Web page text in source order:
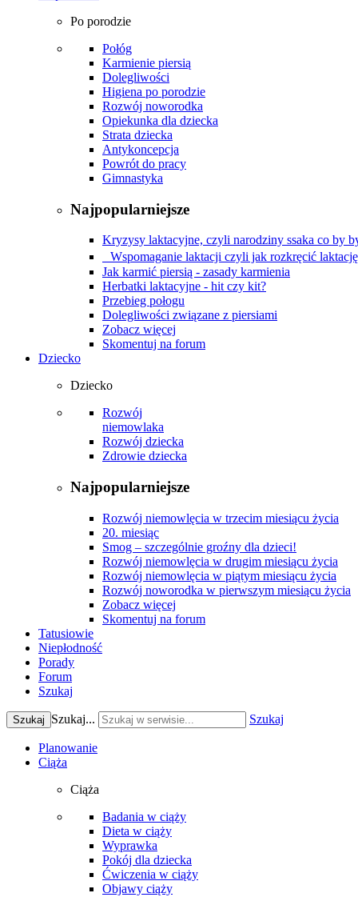
Po porodzie
Połóg
Karmienie piersią
Dolegliwości
Higiena po porodzie
Rozwój noworodka
Opiekunka dla dziecka
Strata dziecka
Antykoncepcja
Powrót do pracy
Gimnastyka
Najpopularniejsze
Kryzysy laktacyjne, czyli narodziny ssaka co by
Wspomaganie laktacji czyli jak rozkręcić
Jak karmić piersią - zasady karmienia
Herbatki laktacyjne - hit czy kit?
Przebieg połogu
Dolegliwości związane z piersiami
Zobacz więcej
Skomentuj na forum
Dziecko
Dziecko
Rozwój
niemowlaka
Rozwój dziecka
Zdrowie dziecka
Najpopularniejsze
Rozwój niemowlęcia w trzecim miesiącu życia
20. miesiąc
Smog – szczególnie groźny dla dzieci!
Rozwój niemowlęcia w drugim miesiącu życia
Rozwój niemowlęcia w piątym miesiącu życia
Rozwój noworodka w pierwszym miesiącu życia
Zobacz więcej
Skomentuj na forum
Tatusiowie
Niepłodność
Porady
Forum
Szukaj
Szukaj Szukaj... Szukaj
Planowanie
Ciąża
Ciąża
Badania w ciąży
Dieta w ciąży
Wyprawka
Pokój dla dziecka
Ćwiczenia w ciąży
Objawy ciąży